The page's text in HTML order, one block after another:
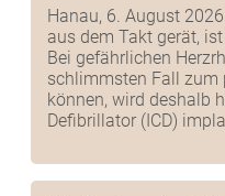
Hanau, 6. August
aus dem Takt gerät,
Bei gefährlichen
schlimmsten Fall zum
können, wird deshalb
Defibrillator (ICD)